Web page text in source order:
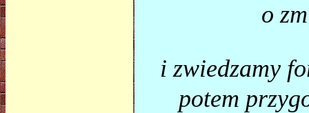
o
i zwiedzamy
potem